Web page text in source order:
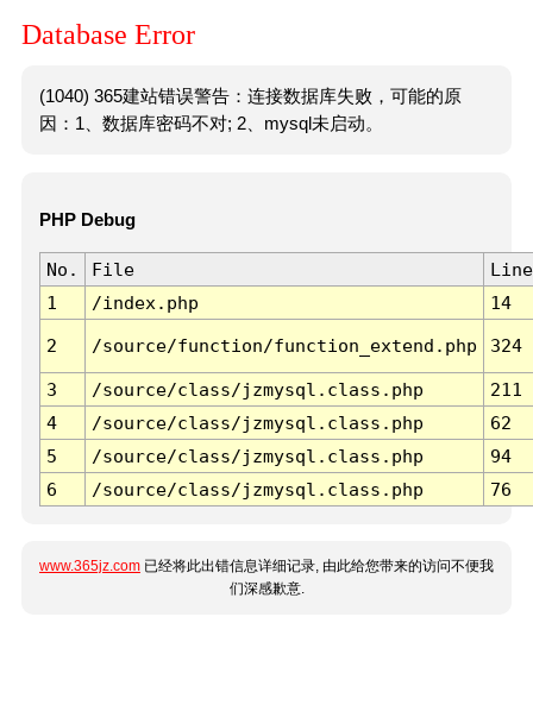
Database Error
(1040) 365建站错误警告：连接数据库失败，可能的原
因：1、数据库密码不对; 2、mysql未启动。
PHP Debug
No. File
Line
1
/index.php 14
2 /source/function/function_extend.php 324
3 /source/class/jzmysql.class.php
211
4
/source/class/jzmysql.class.php
62
5
/source/class/jzmysql.class.php
94
6
/source/class/jzmysql.class.php 76
www.365jz.com 已经将此出错信息详细记录, 由此给您带来的访问不便我
们深感歉意.